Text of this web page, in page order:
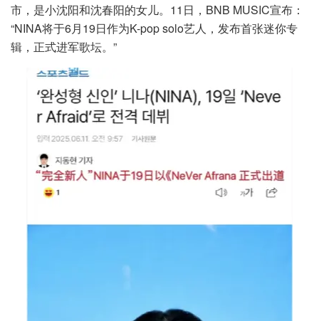
市，是小沈阳和沈春阳的女儿。11日，BNB MUSIC宣布：
“NINA将于6月19日作为K-pop solo艺人，发布首张迷你专
辑，正式进军歌坛。”